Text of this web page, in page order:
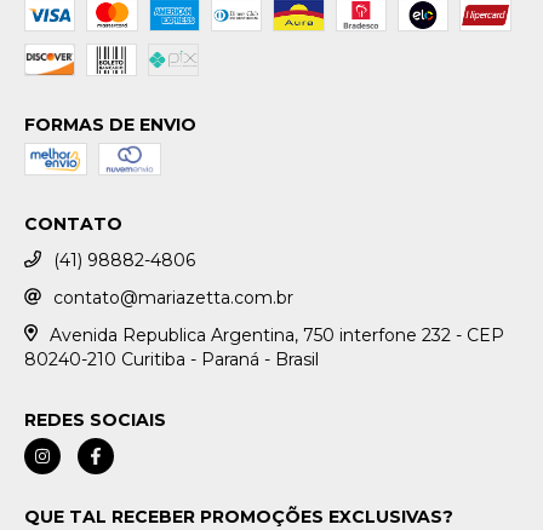
FORMAS DE ENVIO
CONTATO
(41) 98882-4806
contato@mariazetta.com.br
Avenida Republica Argentina, 750 interfone 232 - CEP
80240-210 Curitiba - Paraná - Brasil
REDES SOCIAIS
QUE TAL RECEBER PROMOÇÕES EXCLUSIVAS?